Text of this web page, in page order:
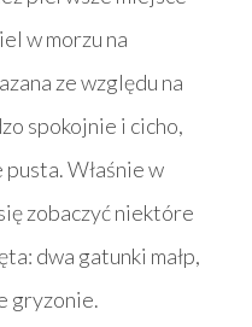
w morzu na
ze względu na
spokojnie i cicho,
pusta. Właśnie w
zobaczyć niektóre
dwa gatunki małp,
gryzonie.